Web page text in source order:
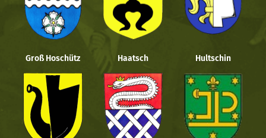
Groß Hoschütz Haatsch Hultschin